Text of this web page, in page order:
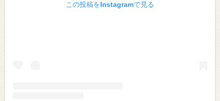
この投稿をInstagramで見る